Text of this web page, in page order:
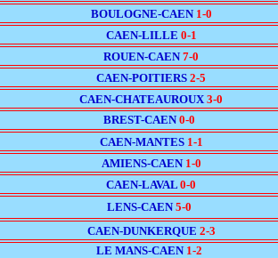
BOULOGNE-CAEN 1-0
CAEN-LILLE 0-1
ROUEN-CAEN 7-0
CAEN-POITIERS 2-5
CAEN-CHATEAUROUX3-0
BREST-CAEN 0-0
CAEN-MANTES 1-1
AMIENS-CAEN 1-0
CAEN-LAVAL 0-0
LENS-CAEN 5-0
CAEN-DUNKERQUE 2-3
LE MANS-CAEN 1-2